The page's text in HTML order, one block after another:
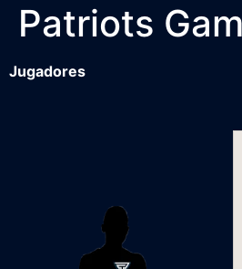
Patriots
Jugadores